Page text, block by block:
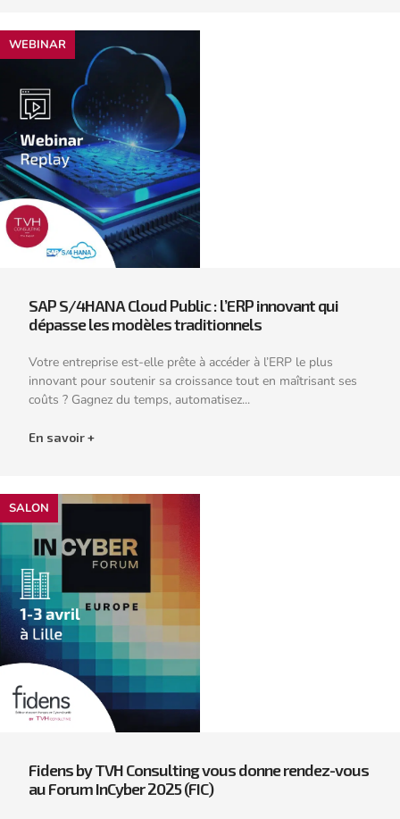
WEBINAR
SAP S/4HANA Cloud Public : l’ERP innovant qui
dépasse les modèles traditionnels
Votre entreprise est-elle prête à accéder à l’ERP le plus
innovant pour soutenir sa croissance tout en maîtrisant ses
coûts ? Gagnez du temps, automatisez...
En savoir +
SALON
Fidens by TVH Consulting vous donne rendez-vous
au Forum InCyber 2025 (FIC)